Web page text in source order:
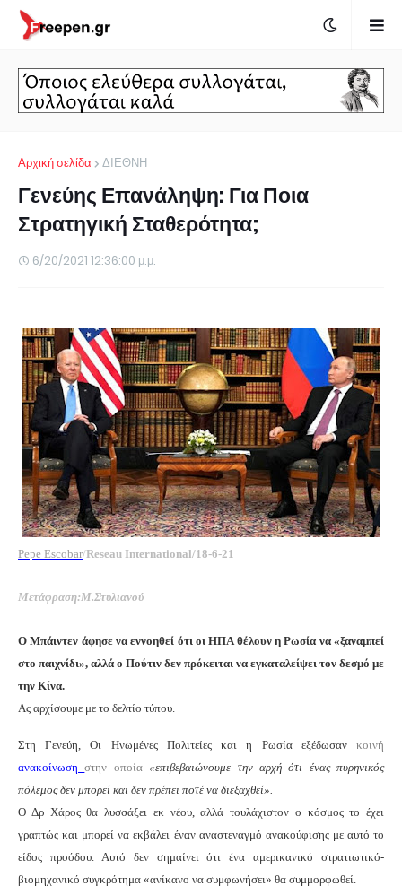
Αρχική σελίδα ΔΙΕΘΝΗ
Γενεύης Επανάληψη: Για Ποια
Στρατηγική Σταθερότητα;
6/20/2021 12:36:00 μ.μ.
Pepe Escobar/Reseau International/18-6-21
Μετάφραση:Μ.Στυλιανού
Ο Μπάιντεν άφησε να εννοηθεί ότι οι ΗΠΑ θέλουν η Ρωσία να «ξαναμπεί
στο παιχνίδι», αλλά ο Πούτιν δεν πρόκειται να εγκαταλείψει τoν δεσμό με
την Κίνα.
Ας αρχίσουμε με το δελτίο τύπου.
Στη Γενεύη, Οι Ηνωμένες Πολιτείες και η Ρωσία εξέδωσαν κοινή
ανακοίνωση στην οποία «επιβεβαιώνουμε την αρχή ότι ένας πυρηνικός
πόλεμος δεν μπορεί και δεν πρέπει ποτέ να διεξαχθεί».
Ο Δρ Χάρος θα λυσσάξει εκ νέου, αλλά τουλάχιστον ο κόσμος το έχει
γραπτώς και μπορεί να εκβάλει έναν αναστεναγμό ανακούφισης με αυτό το
είδος προόδου. Αυτό δεν σημαίνει ότι ένα αμερικανικό στρατιωτικό-
βιομηχανικό συγκρότημα «ανίκανο να συμφωνήσει» θα συμμορφωθεί.